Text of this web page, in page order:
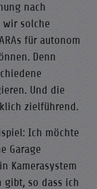
nach
wir solche
für autonom
Denn
Und die
zielführend.
Ich möchte
Garage
Kamerasystem
so dass ich